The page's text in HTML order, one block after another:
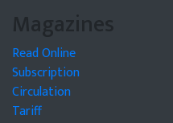
Magazines
Read Online
Subscription
Circulation
Tariff